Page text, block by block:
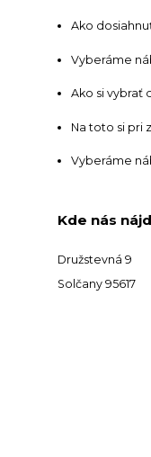
Ako
Vyberáme
Ako si vybrať
Na toto si pri
Vyberáme
Kde nás
Družstevná 9
Solčany 95617